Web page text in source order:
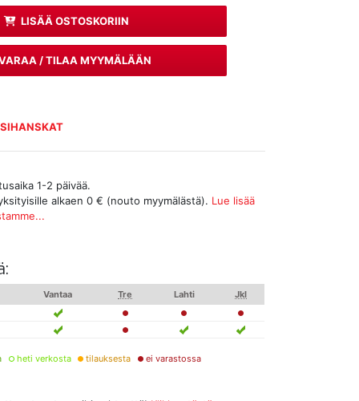
LISÄÄ OSTOSKORIIN
/ TILAA MYYMÄLÄÄN
1-2 päivää.
alkaen 0 € (nouto myymälästä). Lue lisää
Vantaa Tre Lahti
Jkl
heti verkosta tilauksesta ei varastossa